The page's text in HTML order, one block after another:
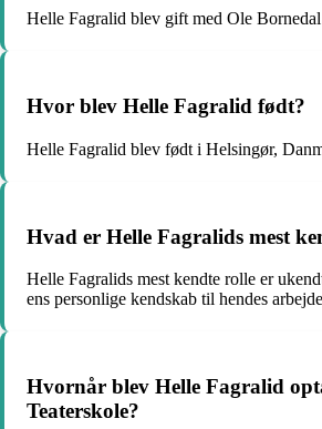
Helle Fagralid blev gift med Ole
Hvor blev Helle Fagralid født?
Helle Fagralid blev født i Helsingør,
Hvad er Helle Fagralids mest
Helle Fagralids mest kendte rolle er
ens personlige kendskab til hendes
Hvornår blev Helle Fagralid
Teaterskole?